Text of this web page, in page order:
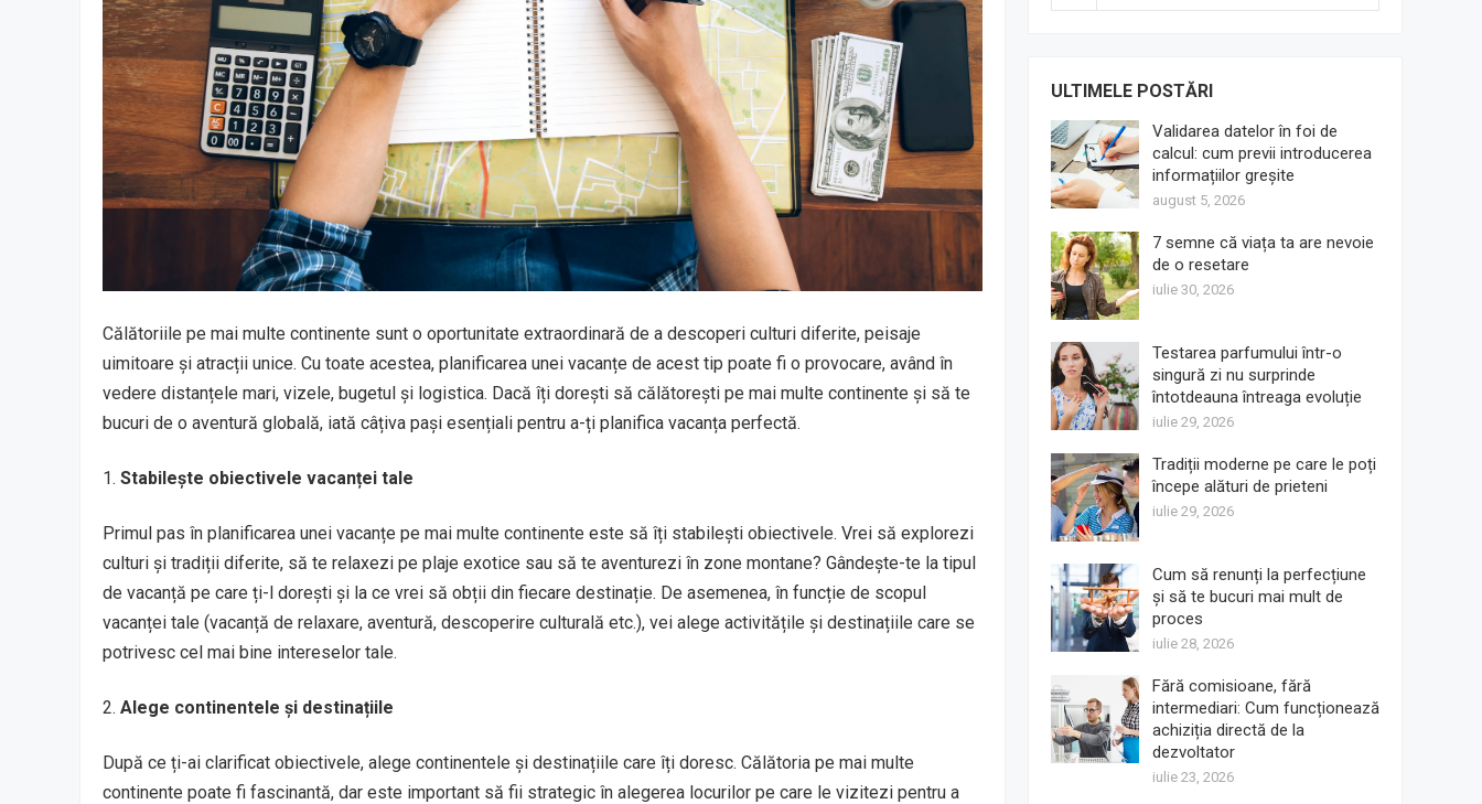
Călătoriile pe mai multe continente sunt o oportunitate extraordinară de a descoperi culturi diferite, peisaje
uimitoare și atracții unice. Cu toate acestea, planificarea unei vacanțe de acest tip poate fi o provocare, având în
vedere distanțele mari, vizele, bugetul și logistica. Dacă îți dorești să călătorești pe mai multe continente și să te
bucuri de o aventură globală, iată câțiva pași esențiali pentru a-ți planifica vacanța perfectă.
Stabilește obiectivele vacanței tale
Primul pas în planificarea unei vacanțe pe mai multe continente este să îți stabilești obiectivele. Vrei să explorezi
culturi și tradiții diferite, să te relaxezi pe plaje exotice sau să te aventurezi în zone montane? Gândește-te la tipul
de vacanță pe care ți-l dorești și la ce vrei să obții din fiecare destinație. De asemenea, în funcție de scopul
vacanței tale (vacanță de relaxare, aventură, descoperire culturală etc.), vei alege activitățile și destinațiile care se
potrivesc cel mai bine intereselor tale.
Alege continentele și destinațiile
După ce ți-ai clarificat obiectivele, alege continentele și destinațiile care îți doresc. Călătoria pe mai multe
continente poate fi fascinantă, dar este important să fii strategic în alegerea locurilor pe care le vizitezi pentru a
ULTIMELE POSTĂRI
Validarea datelor în foi de
calcul: cum previi introducerea
informațiilor greșite
august 5, 2026
7 semne că viața ta are nevoie
de o resetare
iulie 30, 2026
Testarea parfumului într-o
singură zi nu surprinde
întotdeauna întreaga evoluție
iulie 29, 2026
Tradiții moderne pe care le poți
începe alături de prieteni
iulie 29, 2026
Cum să renunți la perfecțiune
și să te bucuri mai mult de
proces
iulie 28, 2026
Fără comisioane, fără
intermediari: Cum funcționează
achiziția directă de la
dezvoltator
iulie 23, 2026